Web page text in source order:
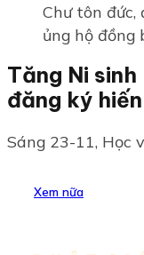
Chư tôn
ủng hộ đồng
Tăng Ni
đăng ký
Sáng 23-11, Học
Xem nữa